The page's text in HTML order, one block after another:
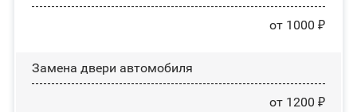
от 1000 ₽
Замена двери автомобиля
от 1200 ₽